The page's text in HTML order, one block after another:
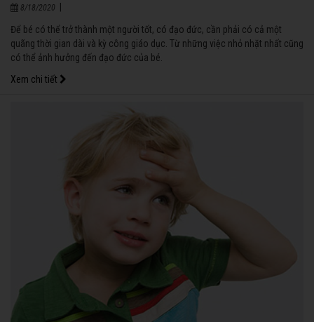
8/18/2020
Để bé có thể trở thành một người tốt, có đạo đức, cần phải có cả một
quãng thời gian dài và kỳ công giáo dục. Từ những việc nhỏ nhặt nhất cũng
có thể ảnh hưởng đến đạo đức của bé.
Xem chi tiết